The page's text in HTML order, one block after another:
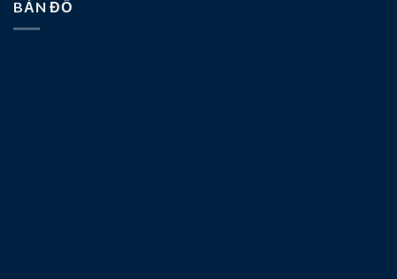
BẢN ĐỒ